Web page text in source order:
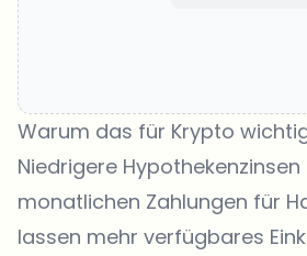
Warum das für Krypto
Niedrigere
monatlichen Zahlungen für
lassen mehr verfügbares